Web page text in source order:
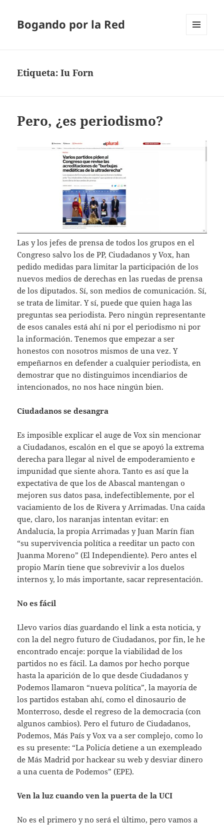
Bogando por la Red
Etiqueta:Iu Forn
Pero, ¿es periodismo?
Las y los jefes de prensa de todos los grupos en el
Congreso salvo los de PP, Ciudadanos y Vox, han
pedido medidas para limitar la participación de los
nuevos medios de derechas en las ruedas de prensa
de los diputados. Sí, son medios de comunicación. Sí,
se trata de limitar. Y sí, puede que quien haga las
preguntas sea periodista. Pero ningún representante
de esos canales está ahí ni por el periodismo ni por
la información. Tenemos que empezar a ser
honestos con nosotros mismos de una vez. Y
empeñarnos en defender a cualquier periodista, en
demostrar que no distinguimos incendiarios de
intencionados, no nos hace ningún bien.
Ciudadanos se desangra
Es imposible explicar el auge de Vox sin mencionar
a Ciudadanos, escalón en el que se apoyó la extrema
derecha para llegar al nivel de empoderamiento e
impunidad que siente ahora. Tanto es así que la
expectativa de que los de Abascal mantengan o
mejoren sus datos pasa, indefectiblemente, por el
vaciamiento de los de Rivera y Arrimadas. Una caída
que, claro, los naranjas intentan evitar: en
Andalucía, la propia Arrimadas y Juan Marín fían
“su supervivencia política a reeditar un pacto con
Juanma Moreno” (El Independiente). Pero antes el
propio Marín tiene que sobrevivir a los duelos
internos y, lo más importante, sacar representación.
No es fácil
Llevo varios días guardando el link a esta noticia, y
con la del negro futuro de Ciudadanos, por fin, le he
encontrado encaje: porque la viabilidad de los
partidos no es fácil. La damos por hecho porque
hasta la aparición de lo que desde Ciudadanos y
Podemos llamaron “nueva política”, la mayoría de
los partidos estaban ahí, como el dinosaurio de
Monterroso, desde el regreso de la democracia (con
algunos cambios). Pero el futuro de Ciudadanos,
Podemos, Más País y Vox va a ser complejo, como lo
es su presente: “La Policía detiene a un exempleado
de Más Madrid por hackear su web y desviar dinero
a una cuenta de Podemos” (EPE).
Ven la luz cuando ven la puerta de la UCI
No es el primero y no será el último, pero vamos a